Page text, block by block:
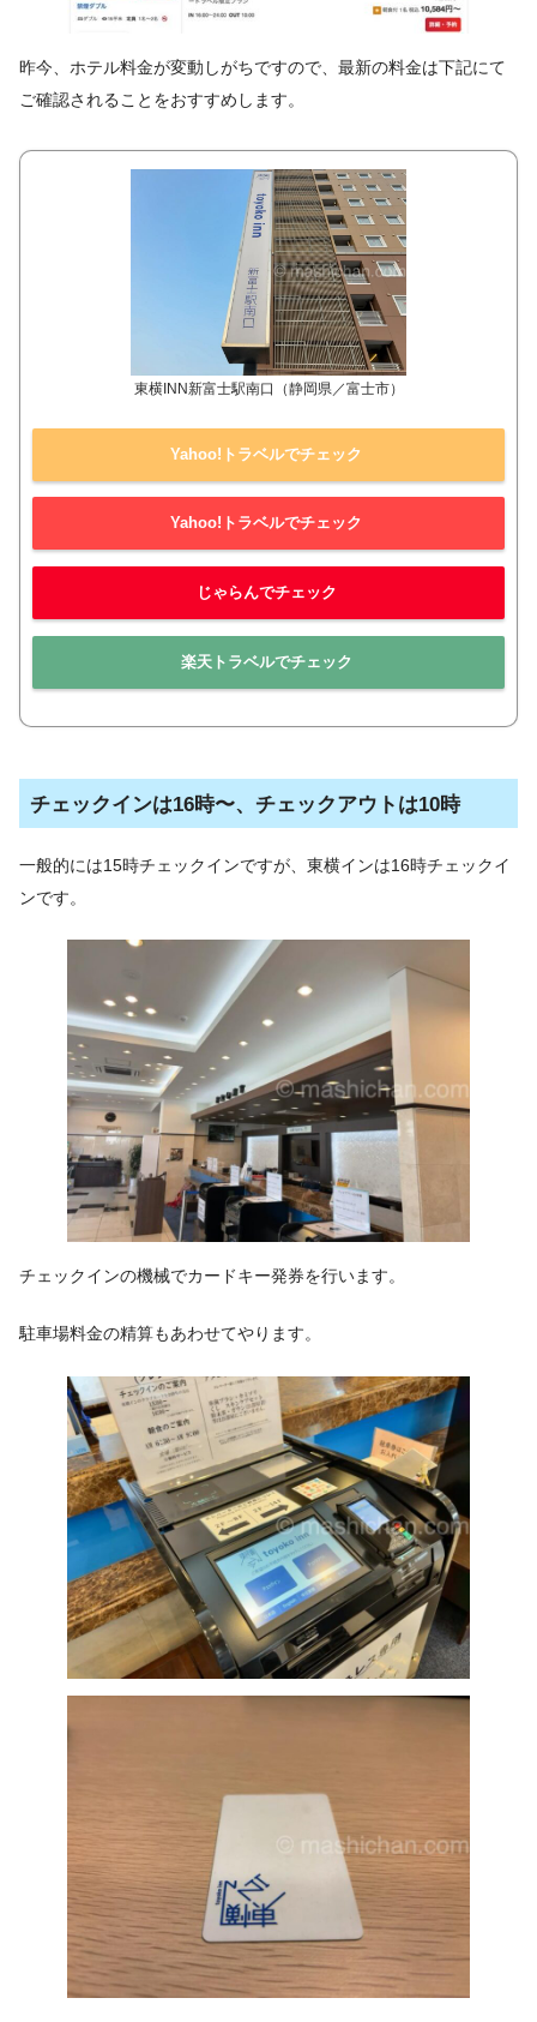
昨今、ホテル料金が変動しがちですので、最新の料金は下記にて
ご確認されることをおすすめします。
東横INN新富士駅南口（静岡県／富士市）
Yahoo!トラベルでチェック
Yahoo!トラベルでチェック
じゃらんでチェック
楽天トラベルでチェック
チェックインは16時〜、チェックアウトは10時
一般的には15時チェックインですが、東横インは16時チェックイ
ンです。
チェックインの機械でカードキー発券を行います。
駐車場料金の精算もあわせてやります。